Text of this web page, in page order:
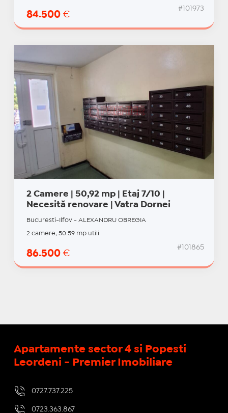
84.500 €
#101973
2 Camere | 50,92 mp | Etaj 7/10 |
Necesită renovare | Vatra Dornei
Bucuresti-Ilfov - ALEXANDRU OBREGIA
2 camere, 50.59 mp utili
86.500 €
#101865
Apartamente sector 4 si Popesti
Leordeni - Premier Imobiliare
0727.737.225
0723.363.867